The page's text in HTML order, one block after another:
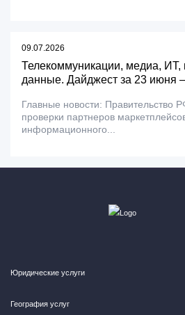
09.07.2026
Телекоммуникации, медиа, ИТ,
данные. Дайджест за 23 июня
Главные новости: Правительство
проверки партнеров
информационного...
Юридические услуги
География услуг